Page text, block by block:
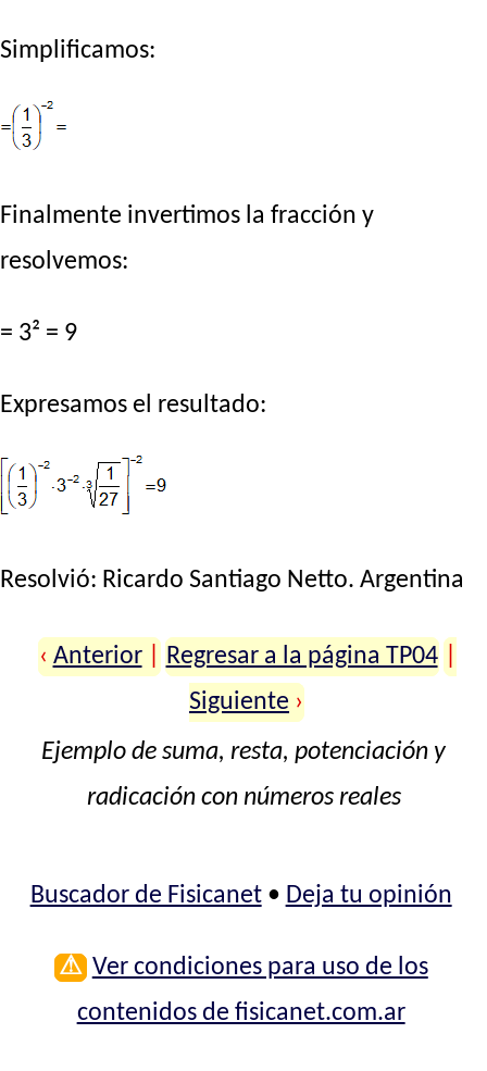
Simplificamos:
Finalmente invertimos la fracción y
resolvemos:
= 3² = 9
Expresamos el resultado:
Resolvió: Ricardo Santiago Netto. Argentina
‹ Anterior Regresar a la página TP04
Siguiente ›
Ejemplo de suma, resta, potenciación y
radicación con números reales
Buscador de Fisicanet• Deja tu opinión
⚠ Ver condiciones para uso de los
contenidos de fisicanet.com.ar